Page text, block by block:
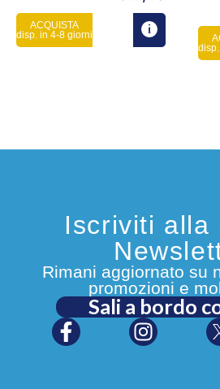
ACQUISTA
disp. in 4-8 giorni
Iscriviti alla
Rimani aggiornato su
promozioni e
Sali a bordo